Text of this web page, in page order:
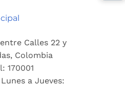
Calles 22 y
Colombia
170001
a Jueves: